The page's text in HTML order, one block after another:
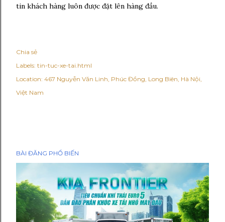
tin khách hàng luôn được đặt lên hàng đầu.
Chia sẻ
Labels: tin-tuc-xe-tai.html
Location: 467 Nguyễn Văn Linh, Phúc Đồng, Long Biên, Hà Nội,
Việt Nam
BÀI ĐĂNG PHỔ BIẾN